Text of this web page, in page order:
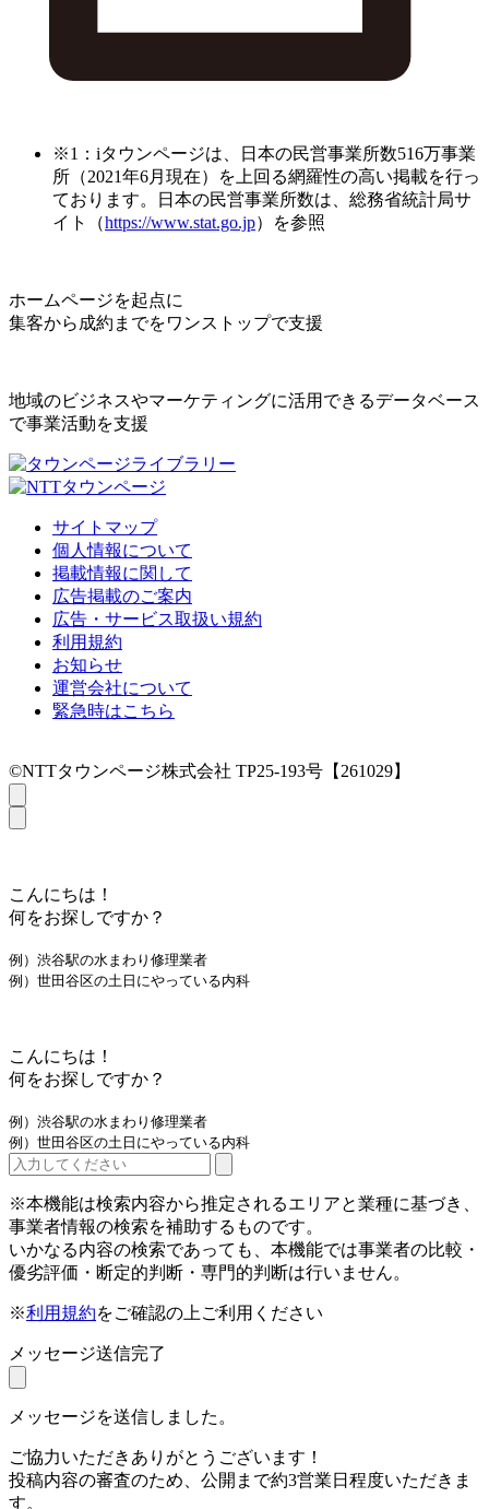
※1：iタウンページは、日本の民営事業所数516万事業
所（2021年6月現在）を上回る網羅性の高い掲載を行っ
ております。日本の民営事業所数は、総務省統計局サ
イト（https://www.stat.go.jp）を参照
ホームページを起点に
集客から成約までをワンストップで支援
地域のビジネスやマーケティングに活用できるデータベース
で事業活動を支援
サイトマップ
個人情報について
掲載情報に関して
広告掲載のご案内
広告・サービス取扱い規約
利用規約
お知らせ
運営会社について
緊急時はこちら
©NTTタウンページ株式会社 TP25-193号【261029】
こんにちは！
何をお探しですか？
例）渋谷駅の水まわり修理業者
例）世田谷区の土日にやっている内科
こんにちは！
何をお探しですか？
例）渋谷駅の水まわり修理業者
例）世田谷区の土日にやっている内科
※本機能は検索内容から推定されるエリアと業種に基づき、
事業者情報の検索を補助するものです。
いかなる内容の検索であっても、本機能では事業者の比較・
優劣評価・断定的判断・専門的判断は行いません。
※利用規約をご確認の上ご利用ください
メッセージ送信完了
メッセージを送信しました。
ご協力いただきありがとうございます！
投稿内容の審査のため、公開まで約3営業日程度いただきま
す。